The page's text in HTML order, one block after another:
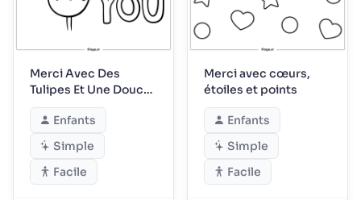
Merci Avec Des
Tulipes Et Une Douce
Gratitude
Enfants
Simple
Facile
Merci avec cœurs,
étoiles et points
Enfants
Simple
Facile